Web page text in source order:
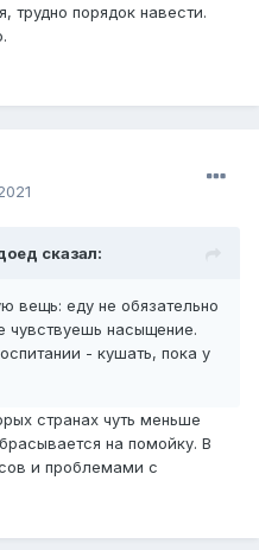
трудно порядок навести.
сказал:
вещь: еду не обязательно
чувствуешь насыщение.
- кушать, пока у
странах чуть меньше
на помойку. В
и проблемами с